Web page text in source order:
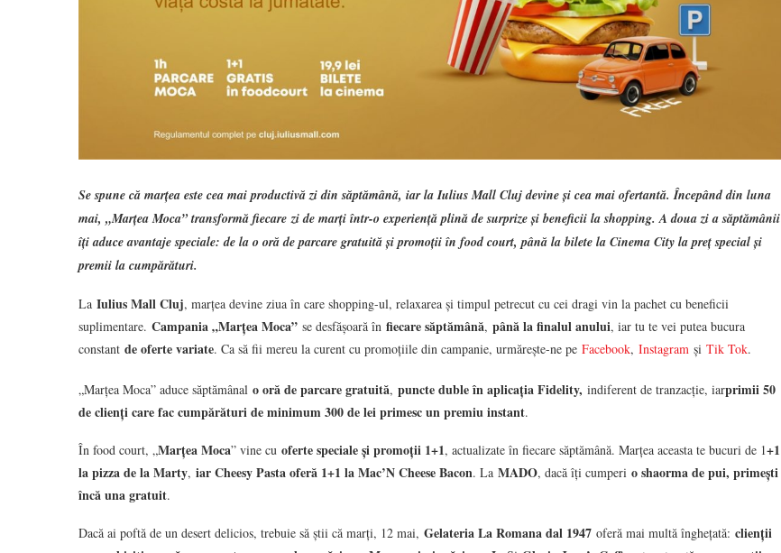
Se spune că marțea este cea mai productivă zi din săptămână, iar la Iulius Mall Cluj devine și cea mai ofertantă. Începând din luna
mai, „Marțea Moca” transformă fiecarezi de marți într-o experiență plină de surprize și beneficii la shopping. A doua zi a săptămânii
îți aduce avantaje speciale: de la o oră de parcare gratuită și promoții în food court, până la bilete la Cinema City la preț special și
premii la cumpărături.
La Iulius Mall Cluj, marțea devine ziua în care shopping-ul, relaxarea și timpul petrecut cu cei dragi vin la pachet cu beneficii
suplimentare. Campania „Marțea Moca” se desfășoară în fiecare săptămână, până la finalul anului, iar tu te vei putea bucura
constant de oferte variate. Ca să fii mereu la curent cu promoțiile din campanie, urmărește-ne pe Facebook, Instagram și Tik Tok.
„Marțea Moca” aduce săptămânal o oră de parcare gratuită, puncte duble în aplicația Fidelity, indiferent de tranzacție, iarprimii 50
de clienți care fac cumpărături de minimum 300 de lei primesc un premiu instant.
În food court, „Marțea Moca” vine cu oferte speciale și promoții 1+1, actualizate în fiecare săptămână. Marțea aceasta te bucuri de 1+1
la pizza de la Marty, iar Cheesy Pasta oferă 1+1 la Mac’N Cheese Bacon. La MADO, dacă îți cumperi o shaorma de pui, primești
încă una gratuit.
Dacă ai poftă de un desert delicios, trebuie să știi că marți, 12 mai, Gelateria La Romana dal 1947 oferă mai multă înghețată: clienții